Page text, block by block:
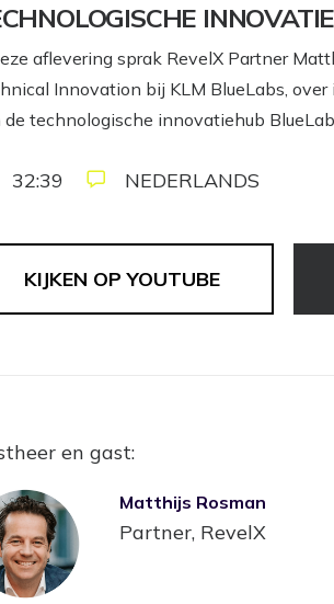
aflevering sprak RevelX Partner
Innovation bij KLM BlueLabs,
de technologische innovatiehub
32:39 NEDERLANDS
KIJKEN OP YOUTUBE
en gast:
Matthijs Rosman
Partner, RevelX